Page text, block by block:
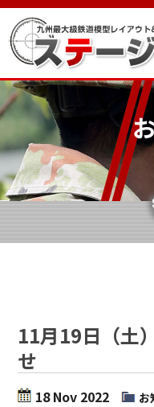
11月19日（土
せ
18 Nov 2022 お